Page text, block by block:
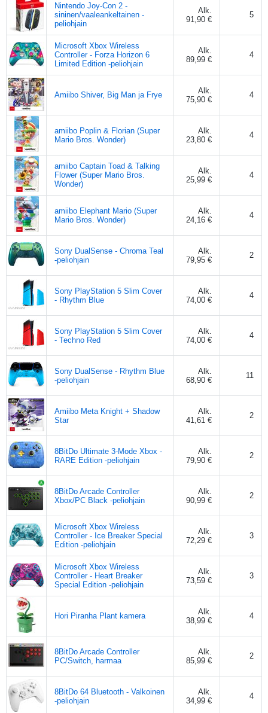
Nintendo Joy-Con 2 -
sininen/vaaleankeltainen -
peliohjain
Alk.
91,90 €
5
Microsoft Xbox Wireless
Controller - Forza Horizon 6
Limited Edition -peliohjain
Alk.
89,99 €
4
Amiibo Shiver, Big Man ja Frye
Alk.
75,90 €
4
amiibo Poplin & Florian (Super
Mario Bros. Wonder)
Alk.
23,80 €
4
amiibo Captain Toad & Talking
Flower (Super Mario Bros.
Wonder)
Alk.
25,99 €
4
amiibo Elephant Mario (Super
Mario Bros. Wonder)
Alk.
24,16 €
4
Sony DualSense - Chroma Teal
-peliohjain
Alk.
79,95 €
2
Sony PlayStation 5 Slim Cover
- Rhythm Blue
Alk.
74,00 €
4
Sony PlayStation 5 Slim Cover
- Techno Red
Alk.
74,00 €
4
Sony DualSense - Rhythm Blue
-peliohjain
Alk.
68,90 €
11
Amiibo Meta Knight + Shadow
Star
Alk.
41,61 €
2
8BitDo Ultimate 3-Mode Xbox -
RARE Edition -peliohjain
Alk.
79,90 €
2
8BitDo Arcade Controller
Xbox/PC Black -peliohjain
Alk.
90,99 €
2
Microsoft Xbox Wireless
Controller - Ice Breaker Special
Edition -peliohjain
Alk.
72,29 €
3
Microsoft Xbox Wireless
Controller - Heart Breaker
Special Edition -peliohjain
Alk.
73,59 €
3
Hori Piranha Plant kamera
Alk.
38,99 €
4
8BitDo Arcade Controller
PC/Switch, harmaa
Alk.
85,99 €
2
8BitDo 64 Bluetooth - Valkoinen
-peliohjain
Alk.
34,99 €
4